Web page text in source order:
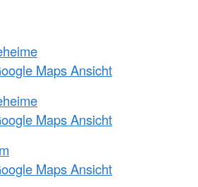
Maps Ansicht
Maps Ansicht
Maps Ansicht